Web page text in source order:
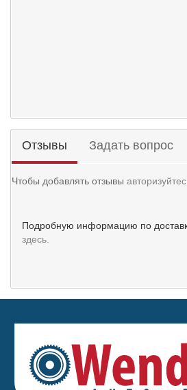
Отзывы Задать вопрос
Чтобы добавлять отзывы
Подробную информацию по
здесь.